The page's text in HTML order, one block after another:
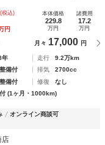
小窓付きスライドド
シュスタート
(税込)
円
本体価格
229.8
万円
諸費用
17.2
万円
月々 17,000 円
年 走行
9.2万km
備付 排気
2700cc
備付 修復
なし
(1ヶ月・1000km)
オンライン商談可